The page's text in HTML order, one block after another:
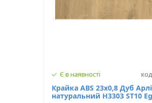
Є в наявності
Крайка ABS 23х0,8 Дуб
натуральний Н3303 ST10